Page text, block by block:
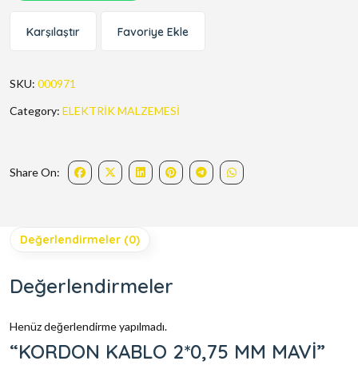
Karşılaştır Favoriye Ekle
SKU: 000971
Category: ELEKTRİK MALZEMESİ
Share On:
Değerlendirmeler (0)
Değerlendirmeler
Henüz değerlendirme yapılmadı.
“KORDON KABLO 2*0,75 MM MAVİ”